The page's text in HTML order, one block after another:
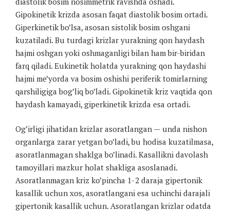
Gipokinetik krizda asosan faqat diastolik bosim ortadi.
Giperkinetik bo’lsa, asosan sistolik bosim oshgani
kuzatiladi. Bu turdagi krizlar yurakning qon haydash
hajmi oshgan yoki oshmaganligi bilan ham bir-biridan
farq qiladi. Eukinetik holatda yurakning qon haydashi
hajmi me’yorda va bosim oshishi periferik tomirlarning
qarshiligiga bog’liq bo’ladi. Gipokinetik kriz vaqtida qon
haydash kamayadi, giperkinetik krizda esa ortadi.
Og’irligi jihatidan krizlar asoratlangan — unda nishon
organlarga zarar yetgan bo’ladi, bu hodisa kuzatilmasa,
asoratlanmagan shaklga bo’linadi. Kasallikni davolash
tamoyillari mazkur holat shakliga asoslanadi.
Asoratlanmagan kriz ko’pincha 1-2 daraja gipertonik
kasallik uchun xos, asoratlangani esa uchinchi darajali
gipertonik kasallik uchun. Asoratlangan krizlar odatda